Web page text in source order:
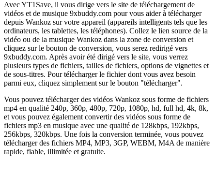
Avec YT1Save, il vous dirige vers le site de téléchargement de
vidéos et de musique 9xbuddy.com pour vous aider à télécharger
depuis Wankoz sur votre appareil (appareils intelligents tels que les
ordinateurs, les tablettes, les téléphones). Collez le lien source de la
vidéo ou de la musique Wankoz dans la zone de conversion et
cliquez sur le bouton de conversion, vous serez redirigé vers
9xbuddy.com. Après avoir été dirigé vers le site, vous verrez
plusieurs types de fichiers, tailles de fichiers, options de vignettes et
de sous-titres. Pour télécharger le fichier dont vous avez besoin
parmi eux, cliquez simplement sur le bouton "télécharger".
Vous pouvez télécharger des vidéos Wankoz sous forme de fichiers
mp4 en qualité 240p, 360p, 480p, 720p, 1080p, hd, full hd, 4k, 8k,
et vous pouvez également convertir des vidéos sous forme de
fichiers mp3 en musique avec une qualité de 128kbps, 192kbps,
256kbps, 320kbps. Une fois la conversion terminée, vous pouvez
télécharger des fichiers MP4, MP3, 3GP, WEBM, M4A de manière
rapide, fiable, illimitée et gratuite.